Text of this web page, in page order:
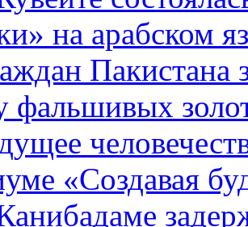
на арабском
Пакистана
фальшивых
«Создавая